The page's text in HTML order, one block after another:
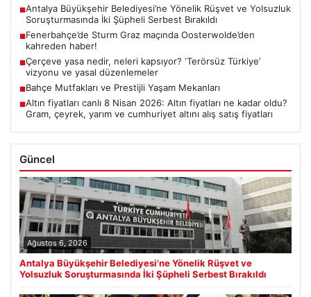
■Antalya Büyükşehir Belediyesi’ne Yönelik Rüşvet ve Yolsuzluk
Soruşturmasında İki Şüpheli Serbest Bırakıldı
■Fenerbahçe’de Sturm Graz maçında Oosterwolde’den
kahreden haber!
■Çerçeve yasa nedir, neleri kapsıyor? ‘Terörsüz Türkiye’
vizyonu ve yasal düzenlemeler
■Bahçe Mutfakları ve Prestijli Yaşam Mekanları
■Altın fiyatları canlı 8 Nisan 2026: Altın fiyatları ne kadar oldu?
Gram, çeyrek, yarım ve cumhuriyet altını alış satış fiyatları
Güncel
Ağustos 6, 2026
Antalya Büyükşehir Belediyesi’ne Yönelik Rüşvet ve
Yolsuzluk Soruşturmasında İki Şüpheli Serbest Bırakıldı